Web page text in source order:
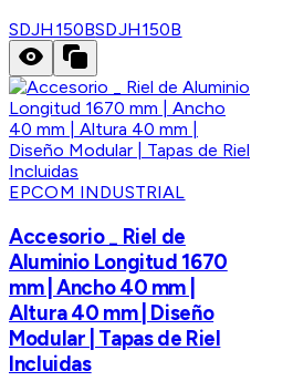
SDJH150BSDJH150B
EPCOM INDUSTRIAL
Accesorio _ Riel de
Aluminio Longitud 1670
mm | Ancho 40 mm |
Altura 40 mm | Diseño
Modular | Tapas de Riel
Incluidas